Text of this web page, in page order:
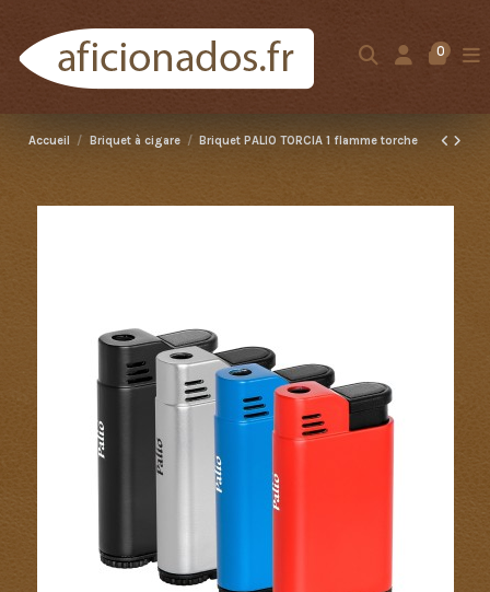
0
Accueil Briquet à cigare Briquet PALIO TORCIA 1 flamme torche